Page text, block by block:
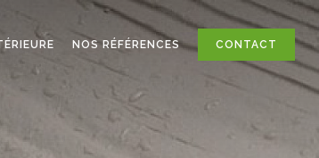
NOS RÉFÉRENCES CONTACT